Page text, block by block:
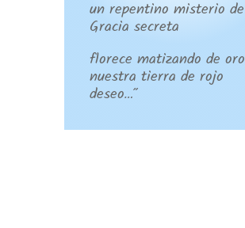
un repentino misterio de
Gracia secreta
florece matizando de oro
nuestra tierra de rojo
deseo…”